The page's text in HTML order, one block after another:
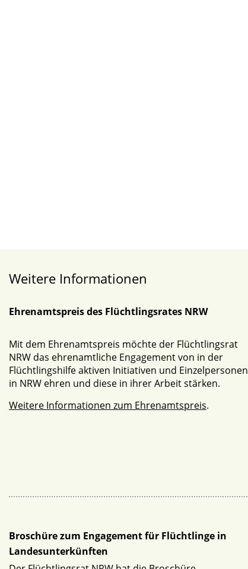
Weitere Informationen
Ehrenamtspreis des Flüchtlingsrates NRW
Mit dem Ehrenamtspreis möchte der Flüchtlingsrat
NRW das ehrenamtliche Engagement von in der
Flüchtlingshilfe aktiven Initiativen und Einzelpersonen
in NRW ehren und diese in ihrer Arbeit stärken.
Weitere Informationen zum Ehrenamtspreis.
Broschüre zum Engagement für Flüchtlinge in
Landesunterkünften